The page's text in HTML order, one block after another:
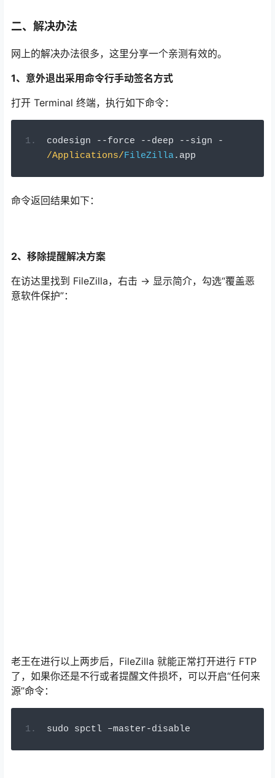
二、解决办法
网上的解决办法很多，这里分享一个亲测有效的。
1、意外退出采用命令行手动签名方式
打开 Terminal 终端，执行如下命令：
codesign --force --deep --sign
-
/Applications/FileZilla. app
命令返回结果如下：
2、移除提醒解决方案
在访达里找到 FileZilla，右击 -> 显示简介，勾选“覆盖恶
意软件保护”：
老王在进行以上两步后，FileZilla 就能正常打开进行 FTP
了，如果你还是不行或者提醒文件损坏，可以开启“任何来
源”命令：
sudo spctl –master-disable